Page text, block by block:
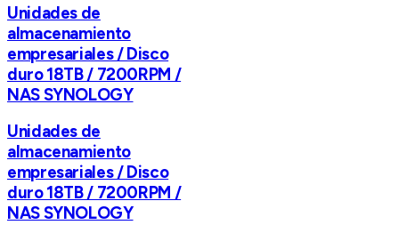
Unidades de
almacenamiento
empresariales / Disco
duro 18TB / 7200RPM /
NAS SYNOLOGY
Unidades de
almacenamiento
empresariales / Disco
duro 18TB / 7200RPM /
NAS SYNOLOGY